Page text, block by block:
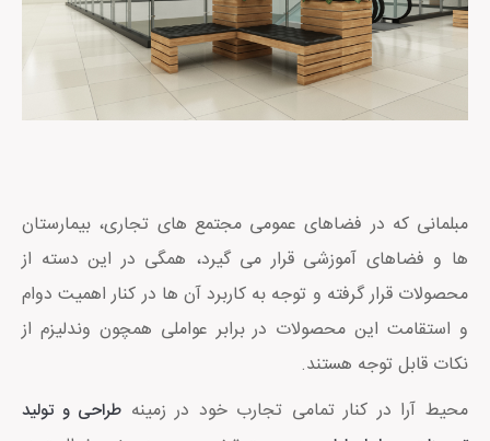
مبلمانی که در فضاهای عمومی مجتمع های تجاری، بیمارستان
ها و فضاهای آموزشی قرار می گیرد، همگی در این دسته از
محصولات قرار گرفته و توجه به کاربرد آن ها در کنار اهمیت دوام
و استقامت این محصولات در برابر عواملی همچون وندلیزم از
نکات قابل توجه هستند.
محیط آرا در کنار تمامی تجارب خود در زمینه طراحی و تولید